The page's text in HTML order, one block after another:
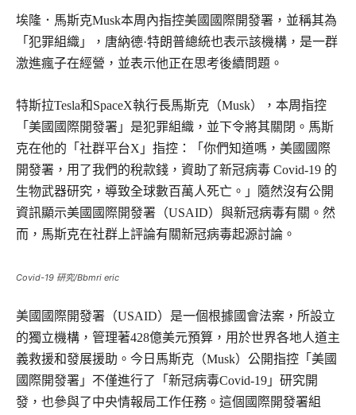
埃隆．馬斯克Musk本周內指控美國國際開發署，並稱其為
「犯罪組織」，唐納德·特朗普總統也表示該機構，是一群
激進瘋子在經營，並表示他正在思考後續問題。
特斯拉Tesla和SpaceX執行長馬斯克（Musk），本周指控
「美國國際開發署」是犯罪組織，並下令將其關閉。馬斯
克在他的「社群平台X」指控：「你們知道嗎，美國國際
開發署，用了我們的稅款錢，資助了新冠病毒 Covid-19 的
生物武器研究，導致全球數百萬人死亡。」隨然沒有公開
資訊顯示美國國際開發署（USAID）與新冠病毒有關。然
而，馬斯克在社群上評論有關新冠病毒起源討論。
Covid-19 研究/Bbmri eric
美國國際開發署（USAID）是一個根據國會法案，所設立
的獨立機構，管理著428億美元預算，用於世界各地人道主
義救援和發展援助。今日馬斯克（Musk）公開指控「美國
國際開發署」不僅進行了「新冠病毒Covid-19」研究開
發，也參與了中央情報局工作任務。這個國際開發署組